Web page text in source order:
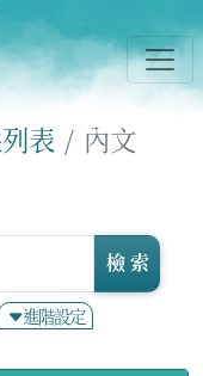
表 內文
進階設定
檢 索